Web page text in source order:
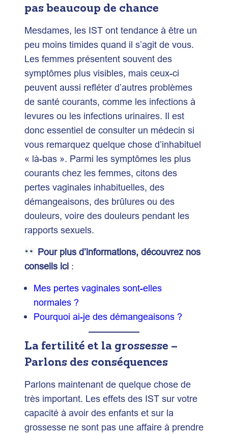
pas beaucoup de chance
Mesdames, les IST ont tendance à être un
peu moins timides quand il s’agit de vous.
Les femmes présentent souvent des
symptômes plus visibles, mais ceux-ci
peuvent aussi refléter d’autres problèmes
de santé courants, comme les infections à
levures ou les infections urinaires. Il est
donc essentiel de consulter un médecin si
vous remarquez quelque chose d’inhabituel
« là-bas ». Parmi les symptômes les plus
courants chez les femmes, citons des
pertes vaginales inhabituelles, des
démangeaisons, des brûlures ou des
douleurs, voire des douleurs pendant les
rapports sexuels.
Pour plus d’informations, découvrez nos
conseils ici :
Mes pertes vaginales sont-elles
normales ?
Pourquoi ai-je des démangeaisons ?
La fertilité et la grossesse –
Parlons des conséquences
Parlons maintenant de quelque chose de
très important. Les effets des IST sur votre
capacité à avoir des enfants et sur la
grossesse ne sont pas une affaire à prendre